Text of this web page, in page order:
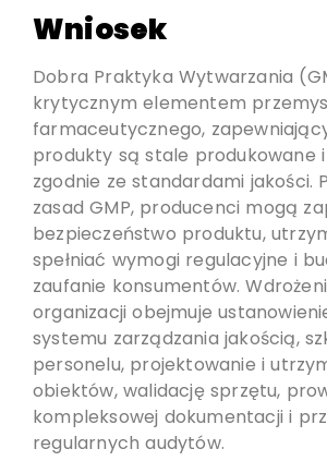
Wniosek
Dobra Praktyka Wytwarzania
krytycznym elementem
farmaceutycznego,
produkty są stale produkowane
zgodnie ze standardami jakości.
zasad GMP, producenci mogą
bezpieczeństwo produktu,
spełniać wymogi regulacyjne i
zaufanie konsumentów.
organizacji obejmuje
systemu zarządzania jakością,
personelu, projektowanie i
obiektów, walidację sprzętu,
kompleksowej dokumentacji i
regularnych audytów.